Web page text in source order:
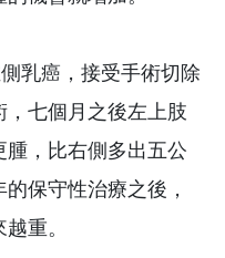
乳癌，接受手術切除
七個月之後左上肢
，比右側多出五公
保守性治療之後，
重。